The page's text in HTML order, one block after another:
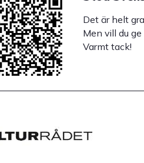
Det är helt
Men vill du
Varmt tack!